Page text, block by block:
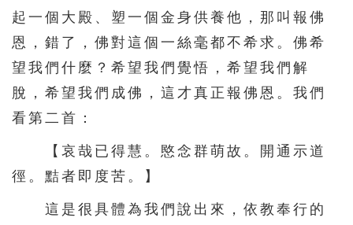
起一個大殿、塑一個金身供養他，那叫報佛
恩，錯了，佛對這個一絲毫都不希求。佛希
望我們什麼？希望我們覺悟，希望我們解
脫，希望我們成佛，這才真正報佛恩。我們
看第二首：
【哀哉已得慧。愍念群萌故。開通示道
徑。黠者即度苦。】
這是很具體為我們說出來，依教奉行的